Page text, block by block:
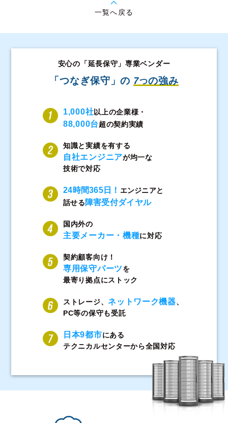
一覧へ戻る
安心の「延長保守」専業ベンダー
「つなぎ保守」の 7つの強み
1,000社以上の企業様・
88,000台超の契約実績
知識と実績を有する
自社エンジニアが均一な
技術で対応
24時間365日！ エンジニアと
話せる障害受付ダイヤル
国内外の
主要メーカー・機種に対応
契約顧客向け！
専用保守パーツを
最寄り拠点にストック
ストレージ、ネットワーク機器、
PC等の保守も受託
日本9都市にある
テクニカルセンターから全国対応